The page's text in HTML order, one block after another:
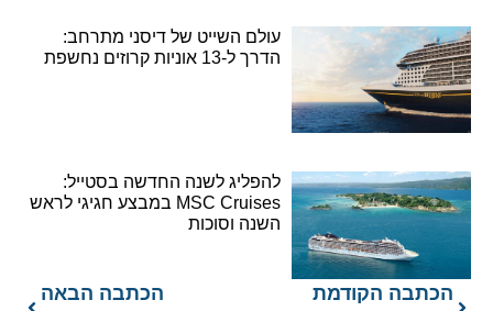
עולם השייט של דיסני מתרחב:
הדרך ל-13 אוניות קרוזים נחשפת
להפליג לשנה החדשה בסטייל:
MSC Cruises במבצע חגיגי לראש
השנה וסוכות
הכתבה הקודמת הכתבה הבאה